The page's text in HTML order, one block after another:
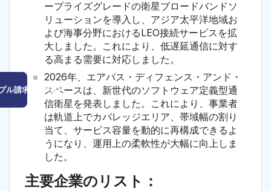
ル請求はこちら
ープライズグレードの衛星ブロードバンドソ
リューションを導入し、アジア太平洋地域お
よび海事分野におけるLEO接続サービスを拡
大しました。これにより、低遅延通信に対す
る高まる需要に対応しました。
2026年、エアバス・ディフェンス・アンド・
スペースは、新世代のソフトウェア定義型通
信衛星を発表しました。これにより、事業者
は軌道上でカバレッジエリア、帯域幅の割り
当て、サービス容量を動的に再構成できるよ
うになり、運用上の柔軟性が大幅に向上しま
した。
主要企業のリスト：